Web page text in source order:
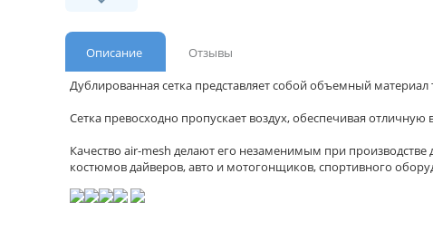
Описание
Отзывы
Дублированная сетка представляет собой объемный
Сетка превосходно пропускает воздух, обеспечивая
Качество air-mesh делают его незаменимым при
костюмов дайверов, авто и мотогонщиков, спортивного